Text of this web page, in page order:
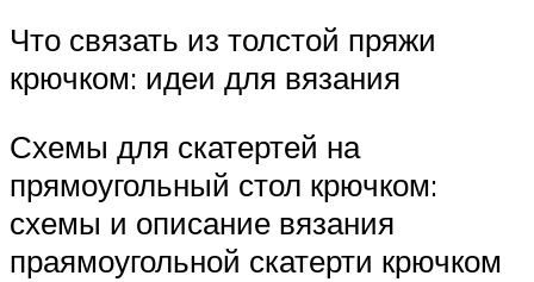
Что связать из толстой пряжи
крючком: идеи для вязания
Схемы для скатертей на
прямоугольный стол крючком:
схемы и описание вязания
праямоугольной скатерти крючком